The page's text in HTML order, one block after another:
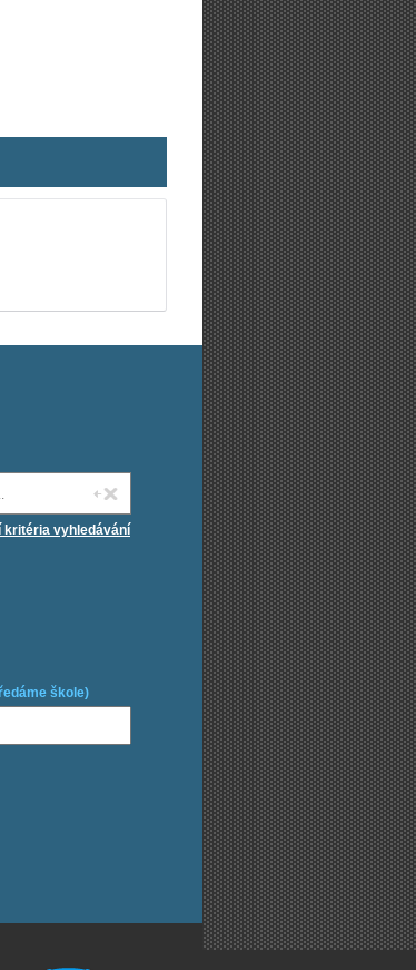
kritéria vyhledávání
škole)